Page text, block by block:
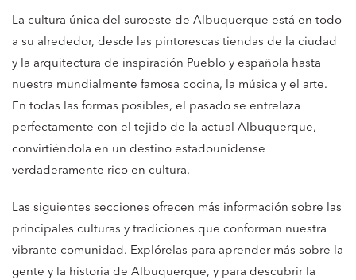
La cultura única del suroeste de Albuquerque está en todo
a su alrededor, desde las pintorescas tiendas de la ciudad
y la arquitectura de inspiración Pueblo y española hasta
nuestra mundialmente famosa cocina, la música y el arte.
En todas las formas posibles, el pasado se entrelaza
perfectamente con el tejido de la actual Albuquerque,
convirtiéndola en un destino estadounidense
verdaderamente rico en cultura.
Las siguientes secciones ofrecen más información sobre las
principales culturas y tradiciones que conforman nuestra
vibrante comunidad. Explórelas para aprender más sobre la
gente y la historia de Albuquerque, y para descubrir la